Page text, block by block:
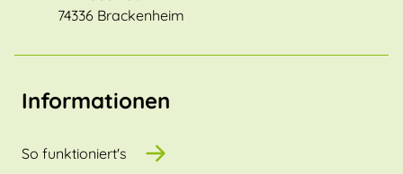
74336 Brackenheim
Informationen
So funktioniert's